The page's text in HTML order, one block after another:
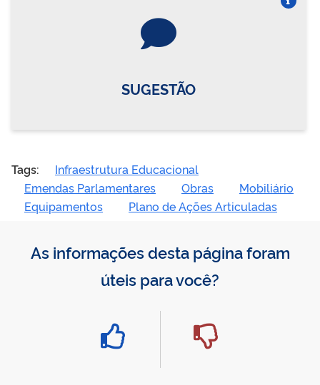
SUGESTÃO
Tags:
Infraestrutura Educacional
Emendas Parlamentares
Obras
Mobiliário
Equipamentos
Plano de Ações Articuladas
As informações desta página foram
úteis para você?